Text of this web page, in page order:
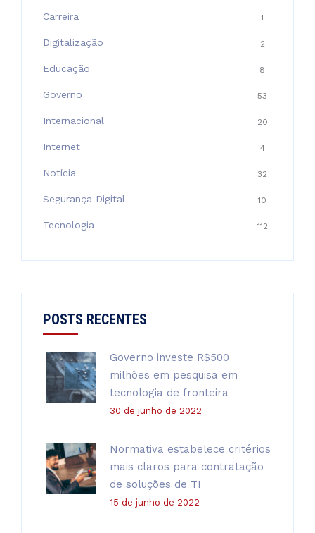
Carreira 1
Digitalização 2
Educação 8
Governo 53
Internacional 20
Internet 4
Notícia 32
Segurança Digital 10
Tecnologia 112
POSTS RECENTES
Governo investe R$500
milhões em pesquisa em
tecnologia de fronteira
30 de junho de 2022
Normativa estabelece critérios
mais claros para contratação
de soluções de TI
15 de junho de 2022